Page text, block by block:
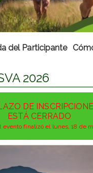
del Participante
2026
DE
ESTÁ CERRADO
evento finalizó el lunes, 18 de